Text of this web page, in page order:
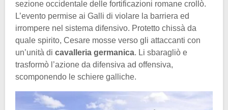
sezione occidentale delle fortificazioni romane crollò.
L’evento permise ai Galli di violare la barriera ed
irrompere nel sistema difensivo. Protetto chissà da
quale spirito, Cesare mosse verso gli attaccanti con
un’unità di cavalleria germanica. Li sbaragliò e
trasformò l’azione da difensiva ad offensiva,
scomponendo le schiere galliche.